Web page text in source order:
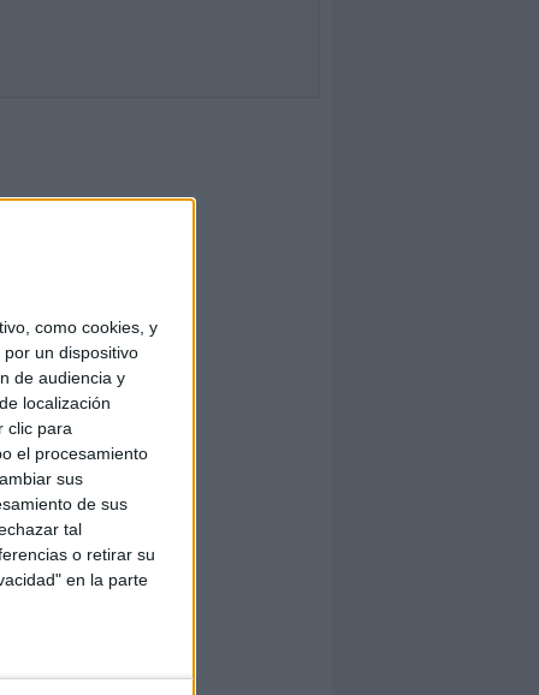
como cookies, y
un dispositivo
de audiencia y
localización
clic para
el procesamiento
sus
de sus
tal
o retirar su
en la parte